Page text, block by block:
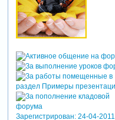
Зарегистрирован: 24-04-2011